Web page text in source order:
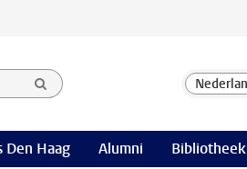
Den Haag Alumni Bibliotheek